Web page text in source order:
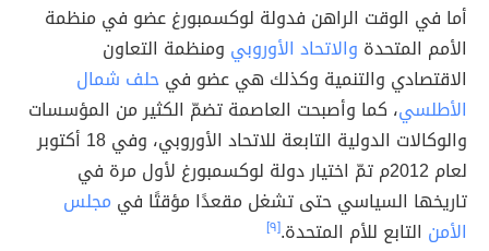
أما في الوقت الراهن فدولة لوكسمبورغ عضو في منظمة
الأمم المتحدة والاتحاد الأوروبي ومنظمة التعاون
الاقتصادي والتنمية وكذلك هي عضو فيحلف شمال
الأطلسي، كما وأصبحت العاصمة تضمّ الكثير من المؤسسات
والوكالات الدولية التابعة للاتحاد الأوروبي، وفي 18 أكتوبر
لعام 2012م تمّ اختيار دولة لوكسمبورغ لأول مرة في
تاريخها السياسي حتى تشغل مقعدًا مؤقتًا في مجلس
الأمن التابع للأم المتحدة.[٩]